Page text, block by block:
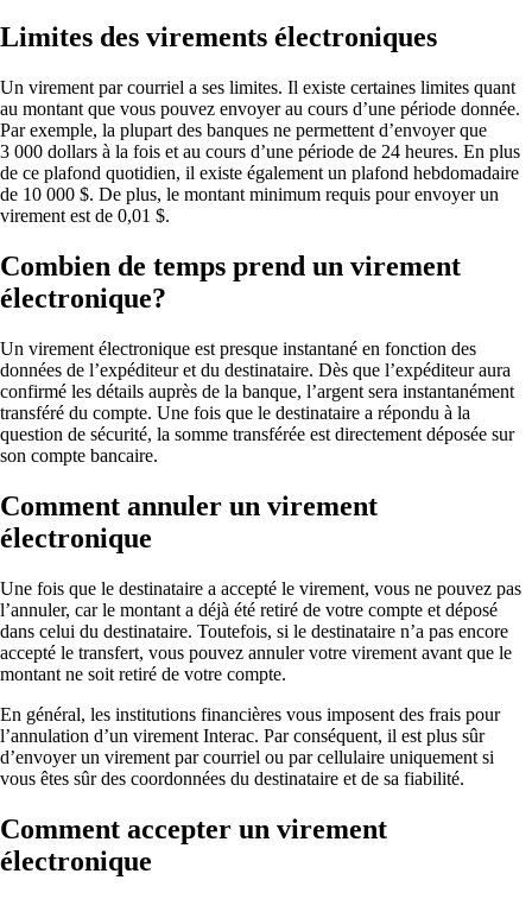
Limites des virements électroniques
Un virement par courriel a ses limites. Il existe certaines limites quant
au montant que vous pouvez envoyer au cours d’une période donnée.
Par exemple, la plupart des banques ne permettent d’envoyer que
3 000 dollars à la fois et au cours d’une période de 24 heures. En plus
de ce plafond quotidien, il existe également un plafond hebdomadaire
de 10 000 $. De plus, le montant minimum requis pour envoyer un
virement est de 0,01 $.
Combien de temps prend un virement
électronique?
Un virement électronique est presque instantané en fonction des
données de l’expéditeur et du destinataire. Dès que l’expéditeur aura
confirmé les détails auprès de la banque, l’argent sera instantanément
transféré du compte. Une fois que le destinataire a répondu à la
question de sécurité, la somme transférée est directement déposée sur
son compte bancaire.
Comment annuler un virement
électronique
Une fois que le destinataire a accepté le virement, vous ne pouvez pas
l’annuler, car le montant a déjà été retiré de votre compte et déposé
dans celui du destinataire. Toutefois, si le destinataire n’a pas encore
accepté le transfert, vous pouvez annuler votre virement avant que le
montant ne soit retiré de votre compte.
En général, les institutions financières vous imposent des frais pour
l’annulation d’un virement Interac. Par conséquent, il est plus sûr
d’envoyer un virement par courriel ou par cellulaire uniquement si
vous êtes sûr des coordonnées du destinataire et de sa fiabilité.
Comment accepter un virement
électronique